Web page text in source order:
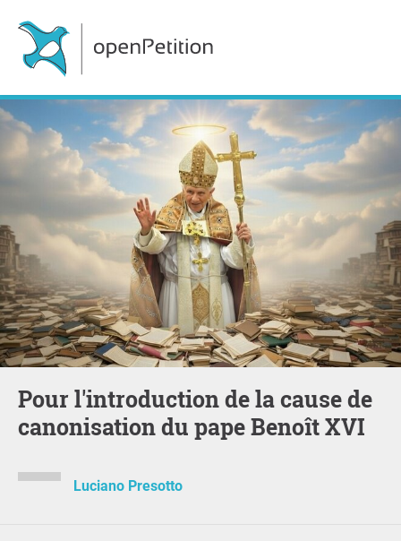
Pour l'introduction de la cause de
canonisation du pape Benoît XVI
Luciano Presotto